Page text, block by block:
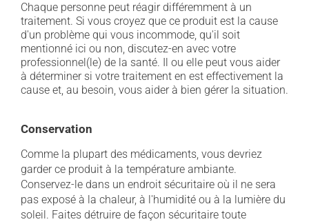
Chaque personne peut réagir différemment à un
traitement. Si vous croyez que ce produit est la cause
d'un problème qui vous incommode, qu'il soit
mentionné ici ou non, discutez-en avec votre
professionnel(le) de la santé. Il ou elle peut vous aider
à déterminer si votre traitement en est effectivement la
cause et, au besoin, vous aider à bien gérer la situation.
Conservation
Comme la plupart des médicaments, vous devriez
garder ce produit à la température ambiante.
Conservez-le dans un endroit sécuritaire où il ne sera
pas exposé à la chaleur, à l'humidité ou à la lumière du
soleil. Faites détruire de façon sécuritaire toute